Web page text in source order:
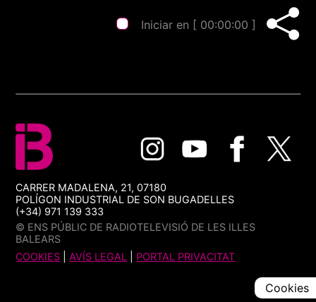
Iniciar en [ 00:00:00 ]
CARRER MADALENA, 21, 07180
POLÍGON INDUSTRIAL DE SON BUGADELLES
(+34) 971 139 333
© ENS PÚBLIC DE RADIOTELEVISIÓ DE LES ILLES
BALEARS
COOKIES |AVÍS LEGAL PORTAL PRIVACITAT
Cookies